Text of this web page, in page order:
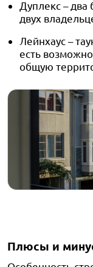
Дуплекс –
двух
Лейнхаус –
есть
общую
Плюсы и